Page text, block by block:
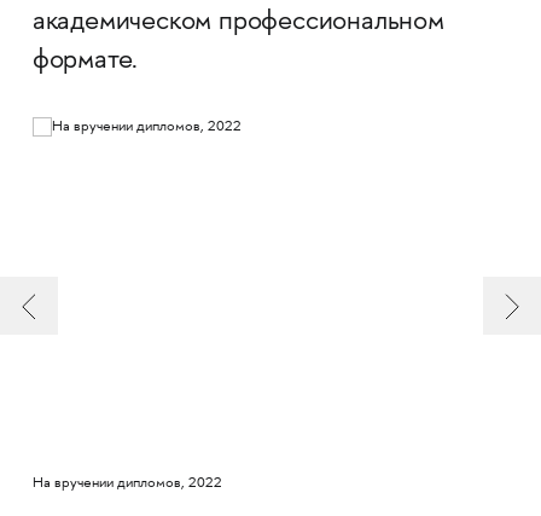
академическом профессиональном
формате. ​​​​​​​
На вручении дипломов, 2022